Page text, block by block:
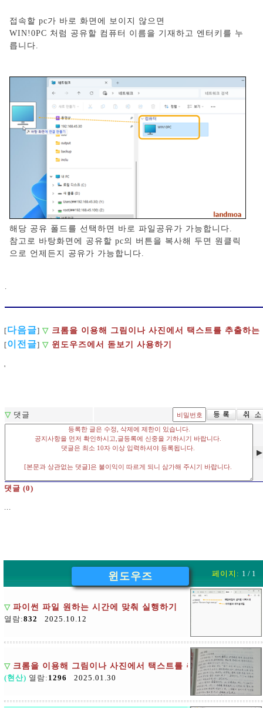
접속할 pc가 바로 화면에 보이지 않으면
WIN!0PC 처럼 공유할 컴퓨터 이름을 기재하고 엔터키를 누
릅니다.
해당 공유 폴드를 선택하면 바로 파일공유가 가능합니다.
참고로 바탕화면에 공유할 pc의 버튼을 복사해 두면 원클릭
으로 언제든지 공유가 가능합니다.
.
[다음글] ▽ 크롬을 이용해 그림이나 사진에서 택스트를 추출하는
[이전글] ▽ 윈도우즈에서 돋보기 사용하기
'
▽ 댓글
▶
댓글 (0)
...
윈도우즈 페이지: 1 / 1
▽ 파이썬 파일 원하는 시간에 맞춰 실행하기
열람:832 2025.10.12
▽ 크롬을 이용해 그림이나 사진에서 택스트를 추출하는 방법
(현산) 열람: 1296 2025.01.30